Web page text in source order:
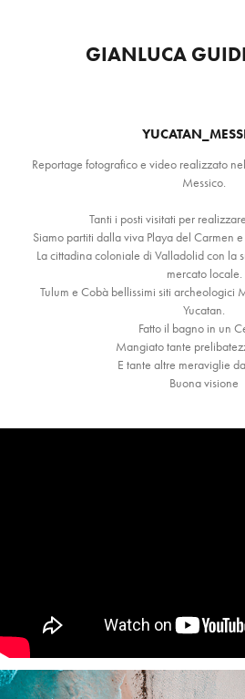
GIANLUCA
Reportage fotografico e video realizzato
Messico.
Tanti i posti visitati per
Siamo partiti dalla viva Playa del Carmen
La cittadina coloniale di Valladolid con la
mercato locale.
Tulum e Cobà bellissimi siti archeologici
Yucatan.
Fatto il bagno in un
Mangiato tante
E tante altre meraviglie
Buona visione